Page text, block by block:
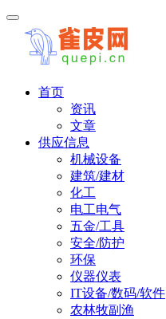
首页
资讯
文章
供应信息
机械设备
建筑/建材
化工
电工电气
五金/工具
安全/防护
环保
仪器仪表
IT设备/数码/软件
农林牧副渔